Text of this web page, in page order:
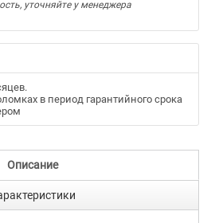
уточняйте у менеджера
.
в период гарантийного срока
Описание